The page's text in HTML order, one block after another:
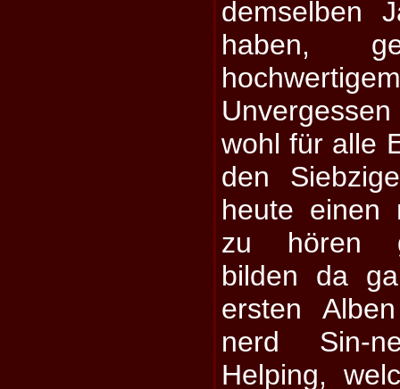
demselben
haben,
wohl für alle
den
heute einen
zu hören
bilden da
ersten
nerd Sin-
Helping,